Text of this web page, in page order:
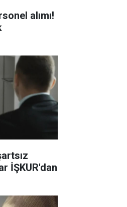
alımı!
İŞKUR'dan